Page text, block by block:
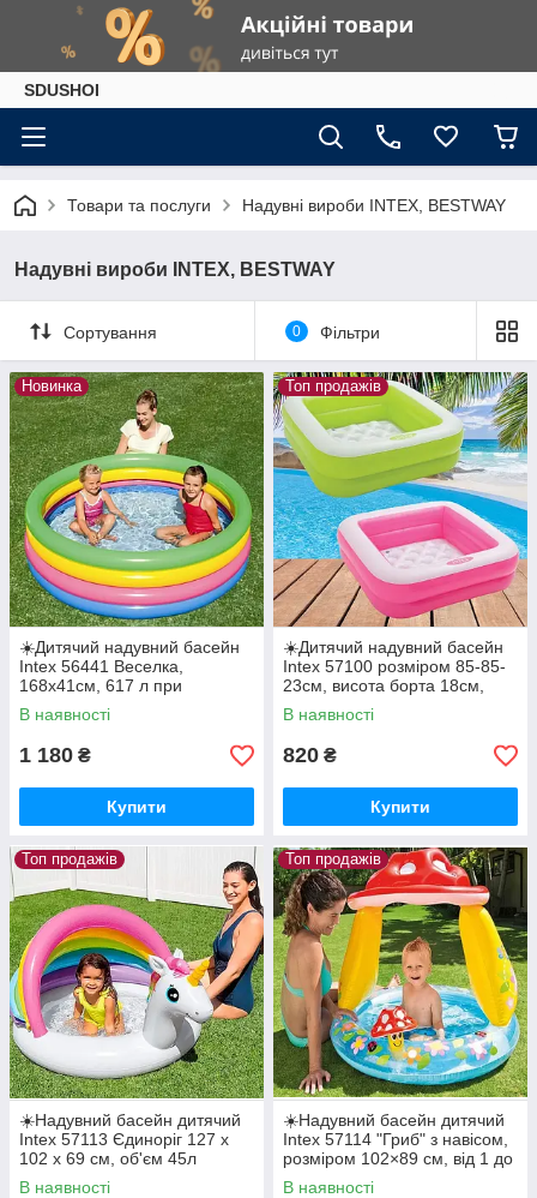
SDUSHOI
Товари та послуги Надувні вироби INTEX, BESTWAY
Надувні вироби INTEX, BESTWAY
Сортування 0 Фільтри
Новинка
☀️Дитячий надувний басейн
Intex 56441 Веселка,
168х41см, 617 л при
наповненні 80 %, 4 кільця
В наявності
1 180 ₴
Купити
Топ продажів
☀️Дитячий надувний басейн
Intex 57100 розміром 85-85-
23см, висота борта 18см,
об'єм: 60л
В наявності
820 ₴
Купити
Топ продажів
☀️Надувний басейн дитячий
Intex 57113 Єдиноріг 127 х
102 х 69 см, об'єм 45л
В наявності
Топ продажів
☀️Надувний басейн дитячий
Intex 57114 "Гриб" з навісом,
розміром 102×89 см, від 1 до
3 років
В наявності